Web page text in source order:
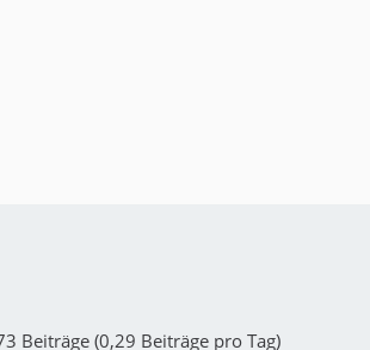
Beiträge (0,29 Beiträge pro Tag)